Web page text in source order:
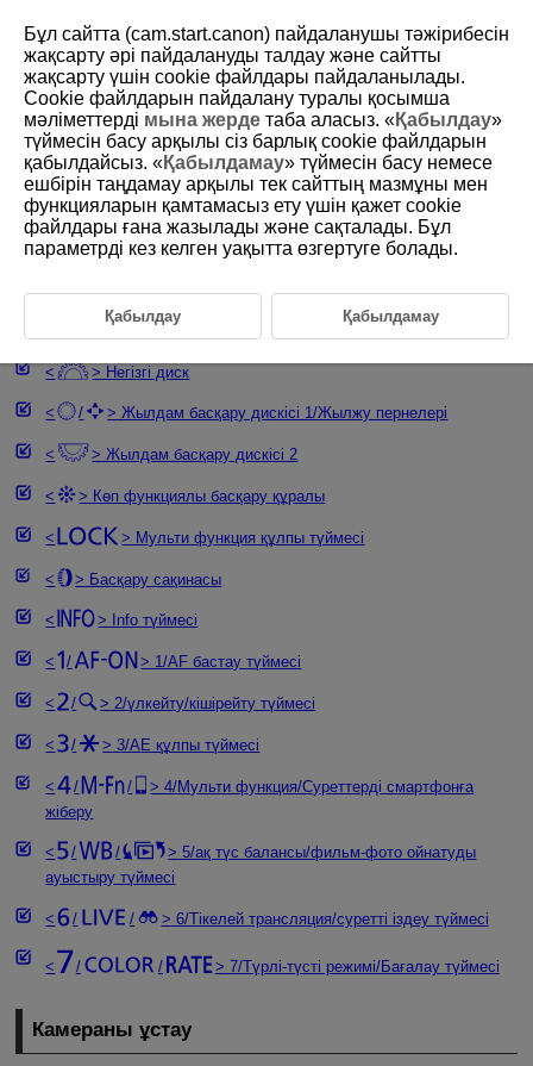
D388-024
Негізгі операциялар
Камераны ұстау
Масштабтау тетігі
Фильм түсіру түймесі (Жоғары/Алдыңғы)
Ысырма түймесі
Негізгі диск
/ Жылдам басқару дискісі 1/Жылжу пернелері
Жылдам басқару дискісі 2
Көп функциялы басқару құралы
Мульти функция құлпы түймесі
Басқару сақинасы
Info түймесі
/ 1/AF бастау түймесі
/ 2/үлкейту/кішірейту түймесі
/ 3/AE құлпы түймесі
/ /
4/Мульти функция/Суреттерді смартфонға
жіберу
/ /
5/ақ түс балансы/фильм-фото ойнатуды
ауыстыру түймесі
/ / 6/Тікелей трансляция/суретті іздеу түймесі
/ / 7/Түрлі-түсті режимі/Бағалау түймесі
Камераны ұстау
Бұл сайтта (cam.start.canon) пайдаланушы тәжірибесін
жақсарту әрі пайдалануды талдау және сайтты
жақсарту үшін сookie файлдары пайдаланылады.
Cookie файлдарын пайдалану туралы қосымша
мәліметтерді мына жерде таба аласыз. «Қабылдау»
түймесін басу арқылы сіз барлық cookie файлдарын
қабылдайсыз. «Қабылдамау» түймесін басу немесе
ешбірін таңдамау арқылы тек сайттың мазмұны мен
функцияларын қамтамасыз ету үшін қажет cookie
файлдары ғана жазылады және сақталады. Бұл
параметрді кез келген уақытта өзгертуге болады.
Қабылдау Қабылдамау